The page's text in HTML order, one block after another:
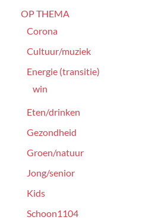
OP THEMA
Corona
Cultuur/muziek
Energie (transitie)
win
Eten/drinken
Gezondheid
Groen/natuur
Jong/senior
Kids
Schoon1104